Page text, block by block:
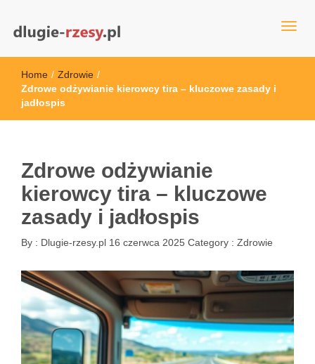
dlugie-rzesy.pl
Home / Zdrowie /
Zdrowe odżywianie kierowcy tira – kluczowe zasady i
jadłospis
Zdrowe odżywianie
kierowcy tira – kluczowe
zasady i jadłospis
By : Dlugie-rzesy.pl 16 czerwca 2025 Category : Zdrowie